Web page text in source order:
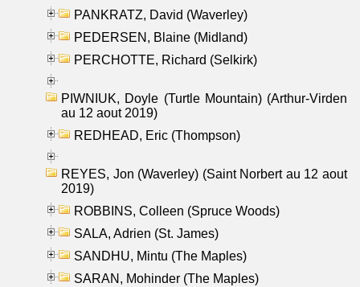
PANKRATZ, David (Waverley)
PEDERSEN, Blaine (Midland)
PERCHOTTE, Richard (Selkirk)
PIWNIUK, Doyle (Turtle Mountain) (Arthur-Virden
au 12 aout 2019)
REDHEAD, Eric (Thompson)
REYES, Jon (Waverley) (Saint Norbert au 12 aout
2019)
ROBBINS, Colleen (Spruce Woods)
SALA, Adrien (St. James)
SANDHU, Mintu (The Maples)
SARAN, Mohinder (The Maples)